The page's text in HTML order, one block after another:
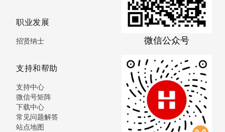
职业发展
招贤纳士
支持和帮助
支持中心
微信号矩阵
下载中心
常见问题解答
站点地图
微信公众号